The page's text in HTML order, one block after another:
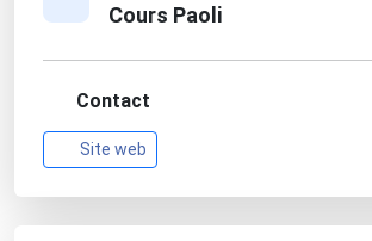
Cours Paoli
Contact
Site web